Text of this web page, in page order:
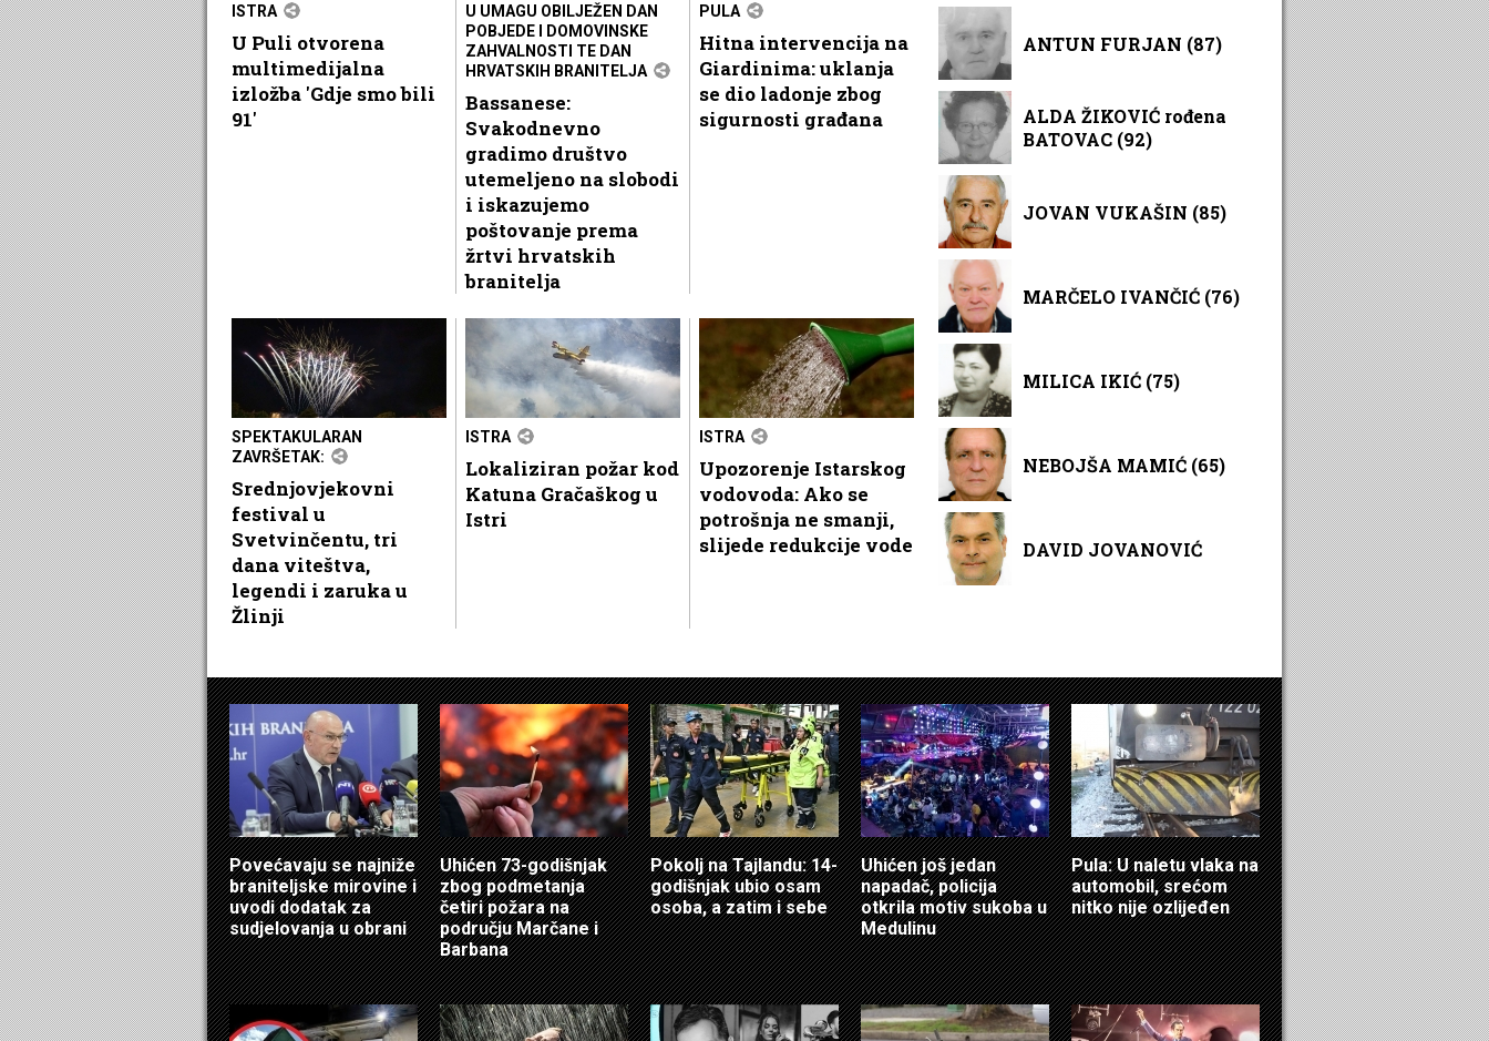
ISTRA
U Puli otvorena
multimedijalna
izložba 'Gdje smo bili
91'
U UMAGU OBILJEŽEN DAN
POBJEDE I DOMOVINSKE
ZAHVALNOSTI TE DAN
HRVATSKIH BRANITELJA
Bassanese:
Svakodnevno
gradimo društvo
utemeljeno na slobodi
i iskazujemo
poštovanje prema
žrtvi hrvatskih
branitelja
PULA
Hitna intervencija na
Giardinima: uklanja
se dio ladonje zbog
sigurnosti građana
SPEKTAKULARAN
ZAVRŠETAK:
Srednjovjekovni
festival u
Svetvinčentu, tri
dana viteštva,
legendi i zaruka u
Žlinji
ISTRA
Lokaliziran požar kod
Katuna Gračaškog u
Istri
ISTRA
Upozorenje Istarskog
vodovoda: Ako se
potrošnja ne smanji,
slijede redukcije vode
ANTUN FURJAN (87)
ALDA ŽIKOVIĆ rođena
BATOVAC (92)
JOVAN VUKAŠIN (85)
MARČELO IVANČIĆ (76)
MILICA IKIĆ (75)
NEBOJŠA MAMIĆ (65)
DAVID JOVANOVIĆ
Povećavaju se najniže
braniteljske mirovine i
uvodi dodatak za
sudjelovanja u obrani
Uhićen 73-godišnjak
zbog podmetanja
četiri požara na
području Marčane i
Barbana
Pokolj na Tajlandu: 14-
godišnjak ubio osam
osoba, a zatim i sebe
Uhićen još jedan
napadač, policija
otkrila motiv sukoba u
Medulinu
Pula: U naletu vlaka na
automobil, srećom
nitko nije ozlijeđen